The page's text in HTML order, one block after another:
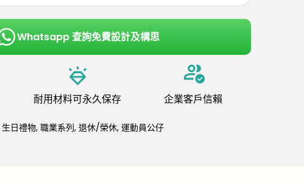
Whatsapp 查詢免費設計及構思
耐用材料可永久保存 企業客戶信賴
生日禮物, 職業系列, 退休/榮休, 運動員公仔